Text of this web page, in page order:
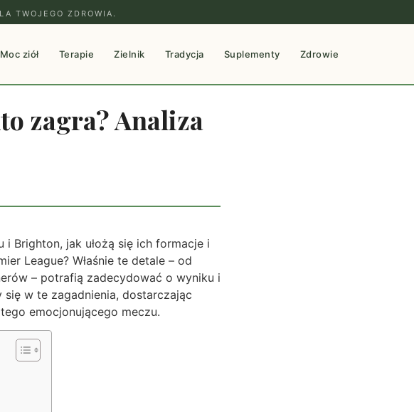
TWOJEGO ZDROWIA.
Moc ziół Terapie Zielnik Tradycja Suplementy Zdrowie
zagra? Analiza
Brighton, jak ułożą się ich formacje i
League? Właśnie te detale – od
– potrafią zadecydować o wyniku i
się w te zagadnienia, dostarczając
emocjonującego meczu.